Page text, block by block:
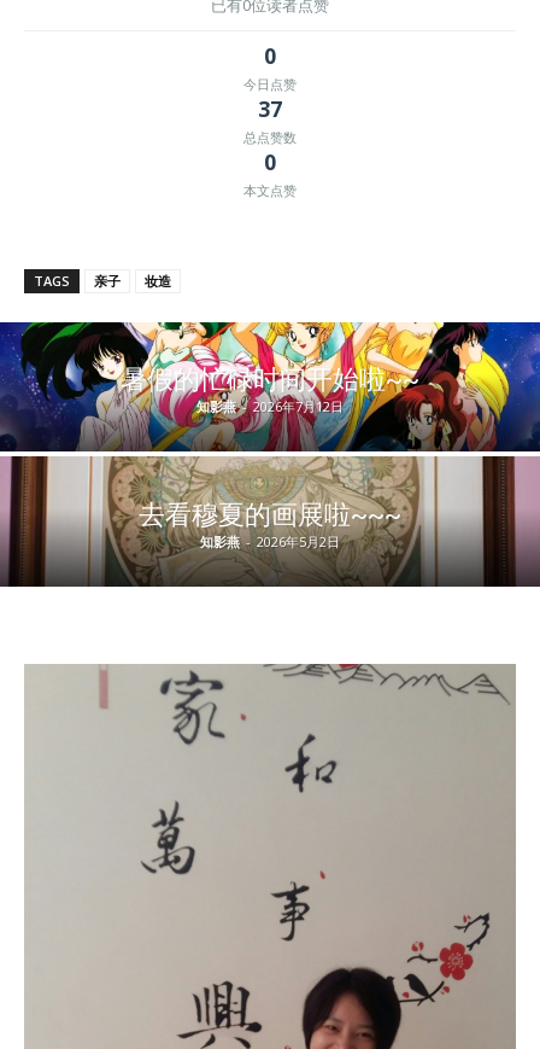
已有0位读者点赞
0
今日点赞
37
总点赞数
0
本文点赞
TAGS 亲子 妆造
暑假的忙碌时间开始啦~~
知影燕 - 2026年7月12日
去看穆夏的画展啦~~~
知影燕 - 2026年5月2日